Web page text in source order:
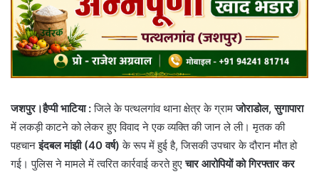
जशपुर।हैप्पी भाटिया :जिले के पत्थलगांव थाना क्षेत्र के ग्रामजोराडोल, सुगापारा
में लकड़ी काटने को लेकर हुए विवाद ने एक व्यक्ति की जान ले ली। मृतक की
पहचानइंदबल मांझी (40 वर्ष) के रूप में हुई है, जिसकी उपचार के दौरान मौत हो
गई। पुलिस ने मामले में त्वरित कार्रवाई करते हुएचार आरोपियों को गिरफ्तार कर